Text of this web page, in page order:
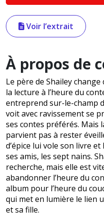
Voir l’extrait
À propos de
Le père de Shailey
la lecture à l’heure du
entreprend sur-le-champ
voit avec ravissement se
ses contes préférés. Mais
parvient pas à rester
d’épice lui vole son livre
ses amis, les sept nains.
recherche, mais elle est
abandonner l’heure du
album pour l’heure du
qui met en lumière le lien
et sa fille.